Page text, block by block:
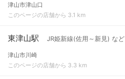
津山市津山口
このページの店舗から 3.1 km
東津山駅 JR姫新線(佐用～新見) など
津山市川崎
このページの店舗から 3.3 km